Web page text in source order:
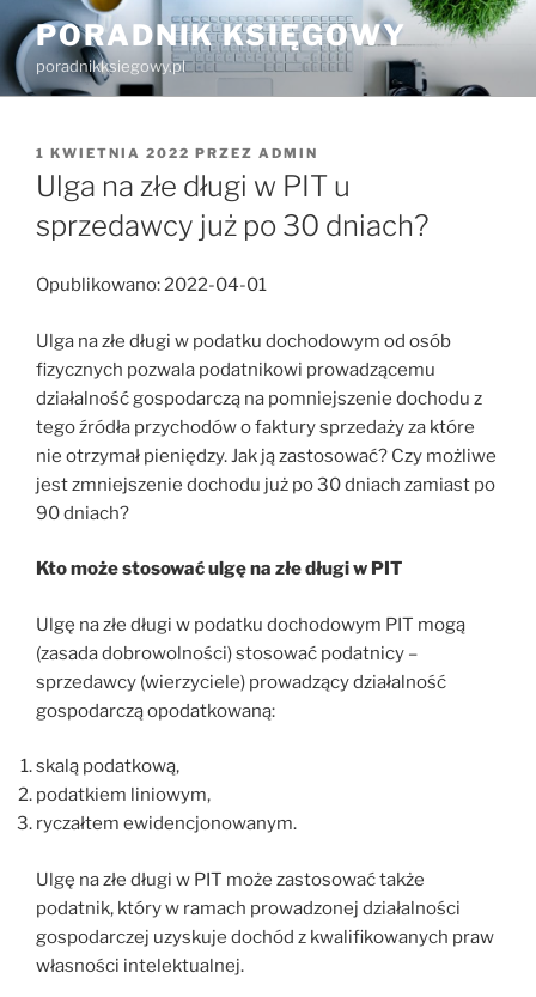
Przejdź
do
treści
PORADNIK KSIĘGOWY
poradnikksiegowy.pl
OPUBLIKOWANE
W
1 KWIETNIA 2022 PRZEZ ADMIN
Ulga na złe długi w PIT u
sprzedawcy już po 30 dniach?
Opublikowano: 2022-04-01
Ulga na złe długi w podatku dochodowym od osób
fizycznych pozwala podatnikowi prowadzącemu
działalność gospodarczą na pomniejszenie dochodu z
tego źródła przychodów o faktury sprzedaży za które
nie otrzymał pieniędzy. Jak ją zastosować? Czy możliwe
jest zmniejszenie dochodu już po 30 dniach zamiast po
90 dniach?
Kto może stosować ulgę na złe długi w PIT
Ulgę na złe długi w podatku dochodowym PIT mogą
(zasada dobrowolności) stosować podatnicy –
sprzedawcy (wierzyciele) prowadzący działalność
gospodarczą opodatkowaną:
skalą podatkową,
podatkiem liniowym,
ryczałtem ewidencjonowanym.
Ulgę na złe długi w PIT może zastosować także
podatnik, który w ramach prowadzonej działalności
gospodarczej uzyskuje dochód z kwalifikowanych praw
własności intelektualnej.